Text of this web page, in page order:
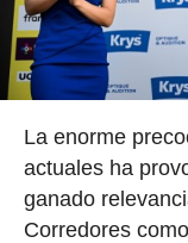
La enorme
actuales ha
ganado
Corredores